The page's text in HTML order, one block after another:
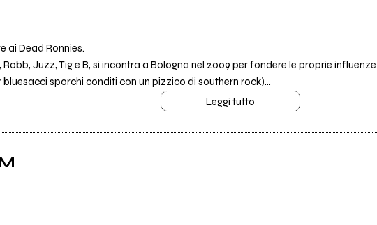
ai Dead Ronnies.
Juzz, Tig e B, si incontra a Bologna nel 2009 per fondere le proprie
sporchi conditi con un pizzico di southern rock)...
Leggi tutto